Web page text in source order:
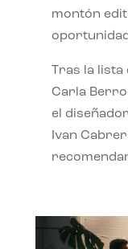
montón
Tras la
Carla
el
Ivan